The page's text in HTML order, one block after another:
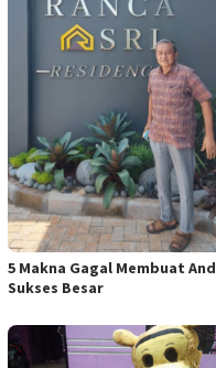
5 Makna Gagal Membuat
Sukses Besar